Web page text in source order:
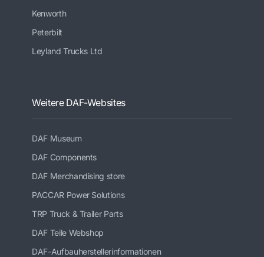
Kenworth
Peterbilt
Leyland Trucks Ltd
Weitere DAF-Websites
DAF Museum
DAF Components
DAF Merchandising store
PACCAR Power Solutions
TRP Truck & Trailer Parts
DAF Teile Webshop
DAF-Aufbauherstellerinformationen